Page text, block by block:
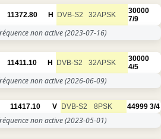
11372.80 H DVB-S2 32APSK
30000
7/9
non active(2023-07-16)
11411.10 H DVB-S2 32APSK
30000
4/5
non active(2026-06-09)
11417.10 V DVB-S2 8PSK 44999 3/4
non active(2023-05-01)